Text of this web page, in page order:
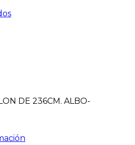
DE 236CM. ALBO-